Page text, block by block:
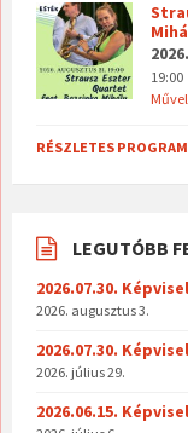
19:00
RÉSZLETES
LEGUTÓBB
2026.07.30.
2026. augusztus 3.
2026.07.30.
2026. július 29.
2026.06.15.